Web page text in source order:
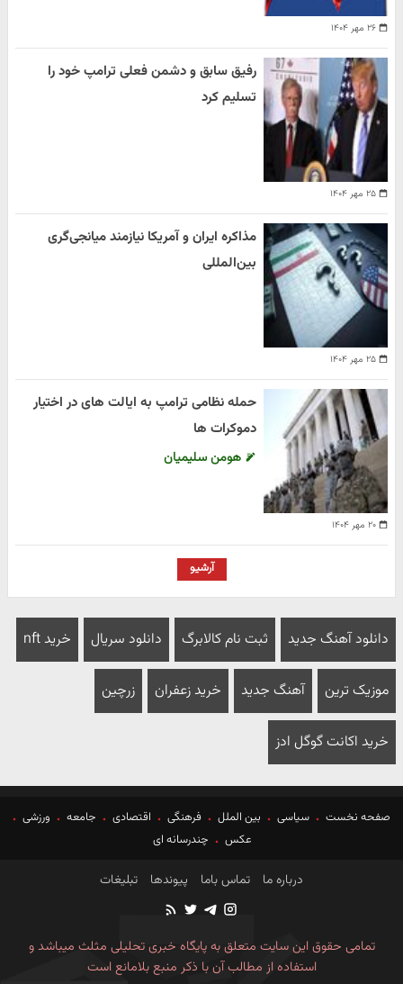
۲۶ مهر ۱۴۰۴
۲۵ مهر ۱۴۰۴
رفیق سابق و دشمن فعلی ترامپ خود را
تسلیم کرد
۲۵ مهر ۱۴۰۴
مذاکره ایران و آمریکا نیازمند میانجی‌گری
بین‌المللی
۲۰ مهر ۱۴۰۴
حمله نظامی ترامپ به ایالت های در اختیار
دموکرات ها
هومن سلیمیان
آرشیو
دانلود آهنگ جدید ثبت نام کالابرگ دانلود سریال خرید nft
موزیک ترین آهنگ جدید خرید زعفران زرچین
خرید اکانت گوگل ادز
صفحه نخست سیاسی بین الملل فرهنگی اقتصادی جامعه
ورزشی
عکس
چندرسانه ای
درباره ما تماس باما پیوندها تبلیغات
تمامی حقوق این سایت متعلق به پایگاه خبری تحلیلی مثلث میباشد و
استفاده از مطالب آن با ذکر منبع بلامانع است